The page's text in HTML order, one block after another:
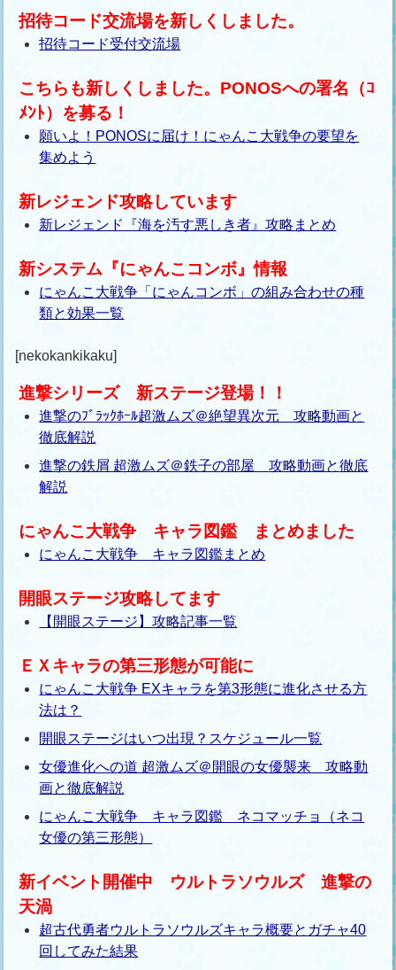
招待コード交流場を新しくしました。
招待コード受付交流場
こちらも新しくしました。PONOSへの署名（ｺ
ﾒﾝﾄ）を募る！
願いよ！PONOSに届け！にゃんこ大戦争の要望を
集めよう
新レジェンド攻略しています
新レジェンド『海を汚す悪しき者』攻略まとめ
新システム『にゃんこコンボ』情報
にゃんこ大戦争「にゃんコンボ」の組み合わせの種
類と効果一覧
[nekokankikaku]
進撃シリーズ 新ステージ登場！！
進撃のﾌﾞﾗｯｸﾎｰﾙ超激ムズ＠絶望異次元 攻略動画と
徹底解説
進撃の鉄屑 超激ムズ＠鉄子の部屋 攻略動画と徹底
解説
にゃんこ大戦争 キャラ図鑑 まとめました
にゃんこ大戦争 キャラ図鑑まとめ
開眼ステージ攻略してます
【開眼ステージ】攻略記事一覧
ＥＸキャラの第三形態が可能に
にゃんこ大戦争 EXキャラを第3形態に進化させる方
法は？
開眼ステージはいつ出現？スケジュール一覧
女優進化への道 超激ムズ＠開眼の女優襲来 攻略動
画と徹底解説
にゃんこ大戦争 キャラ図鑑 ネコマッチョ（ネコ
女優の第三形態）
新イベント開催中 ウルトラソウルズ 進撃の
天渦
超古代勇者ウルトラソウルズキャラ概要とガチャ40
回してみた結果